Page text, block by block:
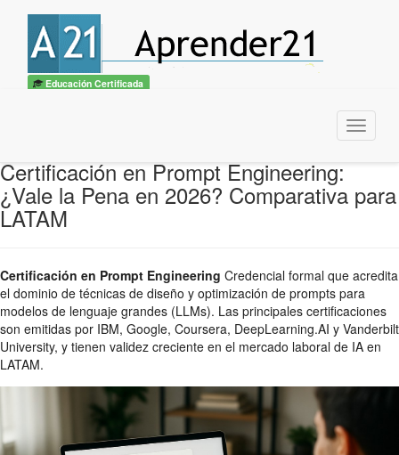
Educación Certificada
Menu
Certificación en Prompt Engineering:
¿Vale la Pena en 2026? Comparativa para
LATAM
Certificación en Prompt Engineering Credencial formal que acredita
el dominio de técnicas de diseño y optimización de prompts para
modelos de lenguaje grandes (LLMs). Las principales certificaciones
son emitidas por IBM, Google, Coursera, DeepLearning.AI y Vanderbilt
University, y tienen validez creciente en el mercado laboral de IA en
LATAM.